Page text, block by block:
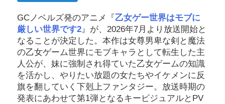
GCノベルズ発のアニメ『 乙女ゲー世界はモブに
厳しい世界です2』が、2026年7月より放送開始と
なることが決定した。本作は女尊男卑な剣と魔法
の乙女ゲーム世界にモブキャラとして転生した主
人公が、妹に強制され得ていた乙女ゲームの知識
を活かし、やりたい放題の女たちやイケメンに反
旗を翻していく下剋上ファンタジー。放送時期の
発表にあわせて第1弾となるキービジュアルとPV